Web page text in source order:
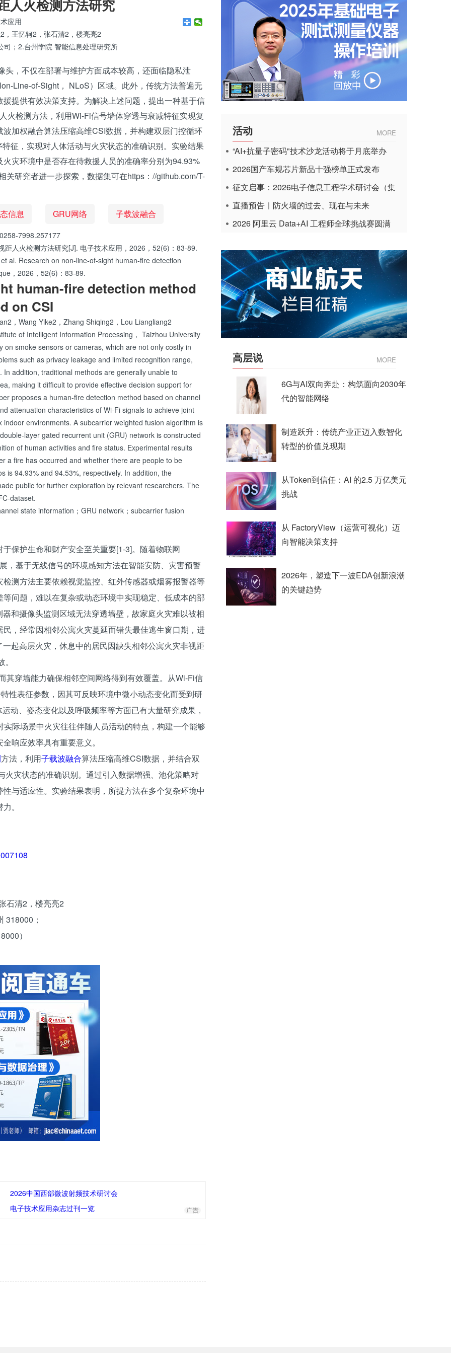
人火检测方法研究
应用
，王忆轲2，张石清2，楼亮亮2
司；2.台州学院 智能信息处理研究所
，不仅在部署与维护方面成本较高，还面临隐私泄
Line-of-Sight， NLoS）区域。此外，传统方法普遍无
提供有效决策支持。为解决上述问题，提出一种基于信
火检测方法，利用Wi-Fi信号墙体穿透与衰减特征实现复
加权融合算法压缩高维CSI数据，并构建双层门控循环
征，实现对人体活动与火灾状态的准确识别。实验结果
灾环境中是否存在待救援人员的准确率分别为94.93%
研究者进一步探索，数据集可在https：//github.com/T-
信息 GRU网络 子载波融合
7998.257177
人火检测方法研究[J]. 电子技术应用，2026，52(6)：83-89.
al. Research on non-line-of-sight human-fire detection
，2026，52(6)：83-89.
human-fire detection method
on CSI
，Wang Yike2，Zhang Shiqing2，Lou Liangliang2
of Intelligent Information Processing， Taizhou University
smoke sensors or cameras, which are not only costly in
such as privacy leakage and limited recognition range,
addition, traditional methods are generally unable to
making it difficult to provide effective decision support for
proposes a human-fire detection method based on channel
attenuation characteristics of Wi-Fi signals to achieve joint
environments. A subcarrier weighted fusion algorithm is
layer gated recurrent unit (GRU) network is constructed
of human activities and fire status. Experimental results
a fire has occurred and whether there are people to be
is 94.93% and 94.53%, respectively. In addition, the
public for further exploration by relevant researchers. The
dataset.
state information；GRU network；subcarrier fusion
保护生命和财产安全至关重要[1-3]。随着物联网
，基于无线信号的环境感知方法在智能安防、灾害预警
测方法主要依赖视觉监控、红外传感器或烟雾报警器等
问题，难以在复杂或动态环境中实现稳定、低成本的部
和摄像头监测区域无法穿透墙壁，故家庭火灾难以被相
，经常因相邻公寓火灾蔓延而错失最佳逃生窗口期，进
起高层火灾，休息中的居民因缺失相邻公寓火灾非视距
其穿墙能力确保相邻空间网络得到有效覆盖。从Wi-Fi信
性表征参数，因其可反映环境中微小动态变化而受到研
动、姿态变化以及呼吸频率等方面已有大量研究成果，
际场景中火灾往往伴随人员活动的特点，构建一个能够
响应效率具有重要意义。
方法，利用子载波融合算法压缩高维CSI数据，并结合双
火灾状态的准确识别。通过引入数据增强、池化策略对
与适应性。实验结果表明，所提方法在多个复杂环境中
。
石清2，楼亮亮2
318000；
）
2026中国西部微波射频技术研讨会
电子技术应用杂志过刊一览
活动 MORE
“AI+抗量子密码"技术沙龙活动将于月底举办
2026国产车规芯片新品十强榜单正式发布
征文启事：2026电子信息工程学术研讨会（集
成电路应用杂志）
直播预告｜防火墙的过去、现在与未来
2026 阿里云 Data+AI 工程师全球挑战赛圆满
高层说 MORE
6G与AI双向奔赴：构筑面向2030年
代的智能网络
制造跃升：传统产业正迈入数智化
转型的价值兑现期
从Token到信任：AI 的2.5 万亿美元
挑战
从 FactoryView（运营可视化）迈
向智能决策支持
2026年，塑造下一波EDA创新浪潮
的关键趋势